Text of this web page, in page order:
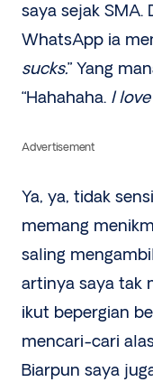
saya sejak SMA.
WhatsApp ia
sucks.” Yang
“Hahahaha. I
Advertisement
Ya, ya, tidak
memang
saling
artinya saya tak
ikut bepergian
mencari-cari
Biarpun saya